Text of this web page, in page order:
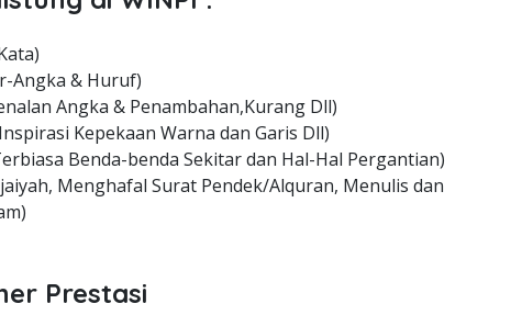
Angka & Huruf)
Angka & Penambahan,Kurang Dll)
Kepekaan Warna dan Garis Dll)
Benda-benda Sekitar dan Hal-Hal Pergantian)
Menghafal Surat Pendek/Alquran, Menulis dan
Prestasi